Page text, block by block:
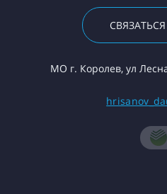
МО г. Королев, ул